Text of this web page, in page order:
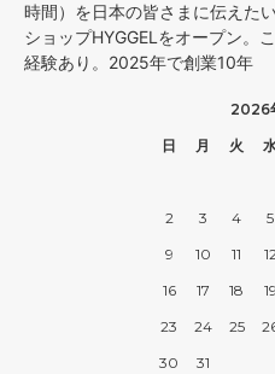
時間）を日本の皆さまに伝えた
ショップHYGGELをオープン。
経験あり。2025年で創業10年
2026
日
月 火
2
3 4 5
9
10 11
16
17 18 19
23
24 25
30
31